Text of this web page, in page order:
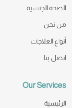
الصحة الجنسية
من نحن
أنواع العلاجات
اتصل بنا
Our Services
الرئيسية